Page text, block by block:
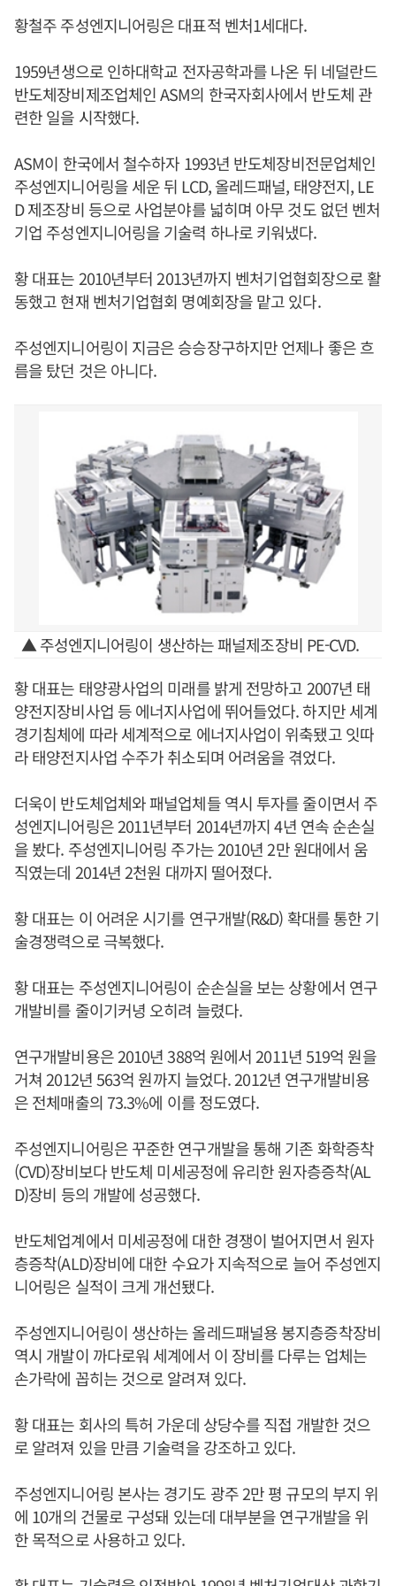
황철주 주성엔지니어링은 대표적 벤처1세대다.
1959년생으로 인하대학교 전자공학과를 나온 뒤 네덜란드
반도체장비제조업체인 ASM의 한국자회사에서 반도체 관
련한 일을 시작했다.
ASM이 한국에서 철수하자 1993년 반도체장비전문업체인
주성엔지니어링을 세운 뒤 LCD, 올레드패널, 태양전지, LE
D 제조장비 등으로 사업분야를 넓히며 아무 것도 없던 벤처
기업 주성엔지니어링을 기술력 하나로 키워냈다.
황 대표는 2010년부터 2013년까지 벤처기업협회장으로 활
동했고 현재 벤처기업협회 명예회장을 맡고 있다.
주성엔지니어링이 지금은 승승장구하지만 언제나 좋은 흐
름을 탔던 것은 아니다.
▲ 주성엔지니어링이 생산하는 패널제조장비 PE-CVD.
황 대표는 태양광사업의 미래를 밝게 전망하고 2007년 태
양전지장비사업 등 에너지사업에 뛰어들었다. 하지만 세계
경기침체에 따라 세계적으로 에너지사업이 위축됐고 잇따
라 태양전지사업 수주가 취소되며 어려움을 겪었다.
더욱이 반도체업체와 패널업체들 역시 투자를 줄이면서 주
성엔지니어링은 2011년부터 2014년까지 4년 연속 순손실
을 봤다. 주성엔지니어링 주가는 2010년 2만 원대에서 움
직였는데 2014년 2천원 대까지 떨어졌다.
황 대표는 이 어려운 시기를 연구개발(R&D) 확대를 통한 기
술경쟁력으로 극복했다.
황 대표는 주성엔지니어링이 순손실을 보는 상황에서 연구
개발비를 줄이기커녕 오히려 늘렸다.
연구개발비용은 2010년 388억 원에서 2011년 519억 원을
거쳐 2012년 563억 원까지 늘었다. 2012년 연구개발비용
은 전체매출의 73.3%에 이를 정도였다.
주성엔지니어링은 꾸준한 연구개발을 통해 기존 화학증착
(CVD)장비보다 반도체 미세공정에 유리한 원자층증착(AL
D)장비 등의 개발에 성공했다.
반도체업계에서 미세공정에 대한 경쟁이 벌어지면서 원자
층증착(ALD)장비에 대한 수요가 지속적으로 늘어 주성엔지
니어링은 실적이 크게 개선됐다.
주성엔지니어링이 생산하는 올레드패널용 봉지층증착장비
역시 개발이 까다로워 세계에서 이 장비를 다루는 업체는
손가락에 꼽히는 것으로 알려져 있다.
황 대표는 회사의 특허 가운데 상당수를 직접 개발한 것으
로 알려져 있을 만큼 기술력을 강조하고 있다.
주성엔지니어링 본사는 경기도 광주 2만 평 규모의 부지 위
에 10개의 건물로 구성돼 있는데 대부분을 연구개발을 위
한 목적으로 사용하고 있다.